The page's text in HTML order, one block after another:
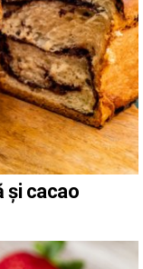
și cacao